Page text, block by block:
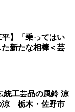
平】「乗ってはい
新たな相棒＜芸
統工芸品の風鈴 涼
涼 栃木・佐野市